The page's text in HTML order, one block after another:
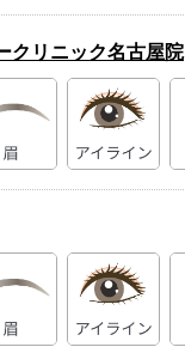
クリニック名古屋院